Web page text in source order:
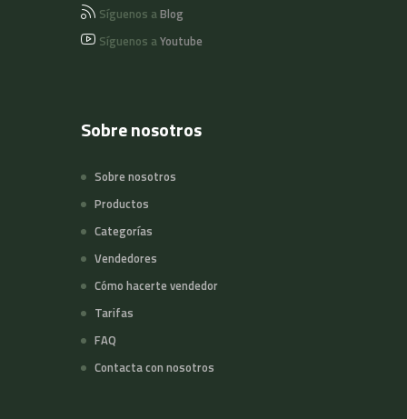
Síguenos aBlog
Síguenos aYoutube
Sobre nosotros
Sobre nosotros
Productos
Categorías
Vendedores
Cómo hacerte vendedor
Tarifas
FAQ
Contacta con nosotros